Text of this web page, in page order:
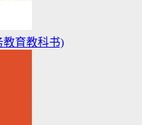
教育教科书)